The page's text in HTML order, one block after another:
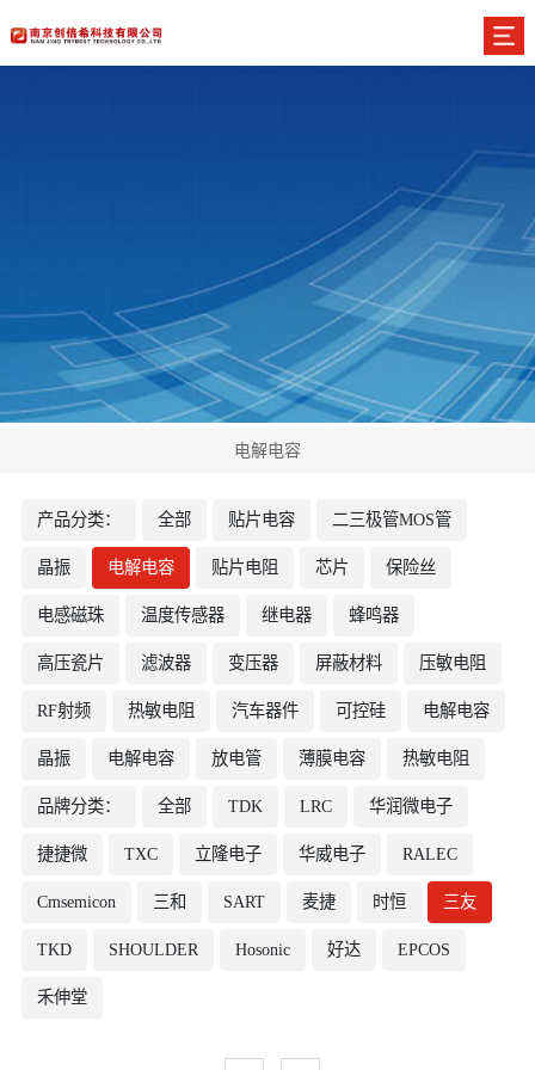
电解电容
产品分类： 全部 贴片电容 二三极管MOS管
晶振 电解电容 贴片电阻 芯片 保险丝
电感磁珠 温度传感器 继电器 蜂鸣器
高压瓷片 滤波器 变压器 屏蔽材料 压敏电阻
RF射频 热敏电阻 汽车器件 可控硅 电解电容
晶振 电解电容 放电管 薄膜电容 热敏电阻
品牌分类： 全部 TDK LRC 华润微电子
捷捷微 TXC 立隆电子 华威电子 RALEC
Cmsemicon 三和 SART 麦捷 时恒 三友
TKD SHOULDER Hosonic 好达 EPCOS
禾伸堂